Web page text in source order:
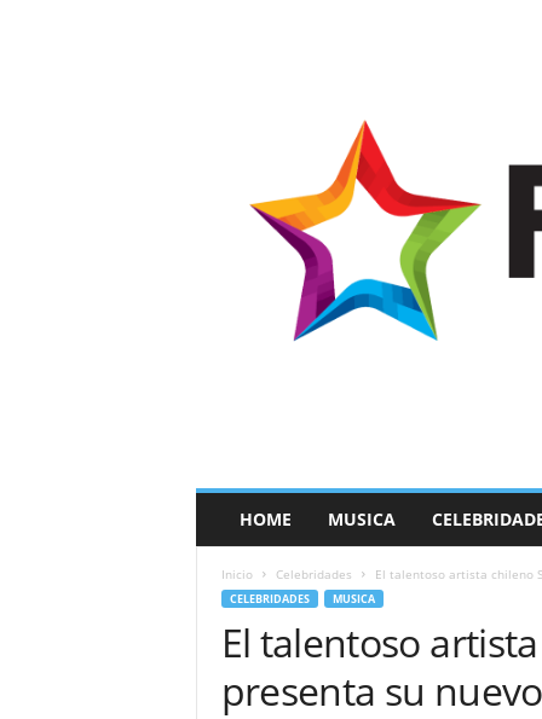
a
HOME MUSICA
Inicio Celebridades El talentoso artista chileno
CELEBRIDADES MUSICA
El talentoso
presenta su